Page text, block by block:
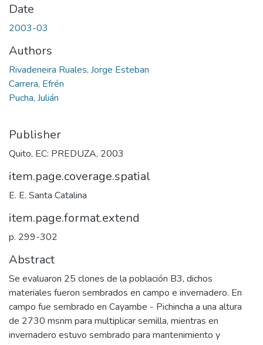
Date
2003-03
Authors
Rivadeneira Ruales, Jorge Esteban
Carrera, Efrén
Pucha, Julián
Publisher
Quito, EC: PREDUZA, 2003
item.page.coverage.spatial
E. E. Santa Catalina
item.page.format.extend
p. 299-302
Abstract
Se evaluaron 25 clones de la población B3, dichos
materiales fueron sembrados en campo e invernadero. En
campo fue sembrado en Cayambe - Pichincha a una altura
de 2730 msnm para multiplicar semilla, mientras en
invernadero estuvo sembrado para mantenimiento y